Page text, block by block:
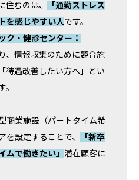
住むのは、
「通勤ストレス
を感じやすい人です。
ク・健診センター：
、情報収集のために競合施
待遇改善したい方へ」とい
。
商業施設（パートタイム希
を設定することで、
「新卒
ムで働きたい」 潜在顧客に